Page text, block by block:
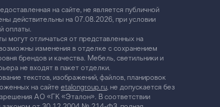
на сайте, не является публичной
действительны на 07.08.2026, при условии
оплаты.
могут отличаться от представленных на
изменения в отделке с сохранением
брендов и качества. Мебель, светильники и
не входят в пакет отделки.
текстов, изображений, файлов, планировок
на сайте etalongroup.ru, не допускается без
АО «ГК «Эталон». В соответствии